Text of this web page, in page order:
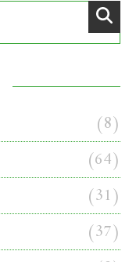
(8)
(64)
(31)
(37)